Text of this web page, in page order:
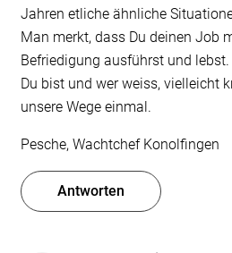
Jahren etliche ähnliche
Man merkt, dass Du deinen Job
Befriedigung ausführst und
Du bist und wer weiss, vielleicht
unsere Wege einmal.
Pesche, Wachtchef Konolfingen
Antworten